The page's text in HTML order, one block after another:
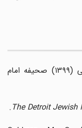
مؤسسه تنظیم و نشر آثار امام خمینی (۱۳۹۹) صحیفه امام
The Detroit